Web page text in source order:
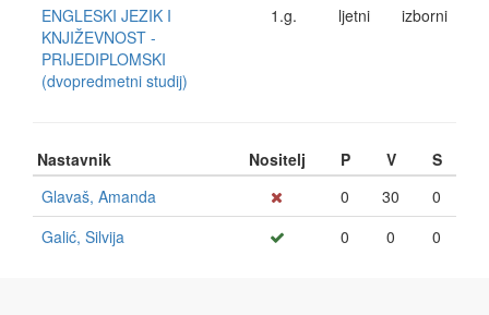
ENGLESKI JEZIK I
KNJIŽEVNOST -
PRIJEDIPLOMSKI
(dvopredmetni studij)
1.g. ljetni izborni
Nastavnik Nositelj P V
S
Glavaš, Amanda
0 30
0
Galić, Silvija
0 0 0